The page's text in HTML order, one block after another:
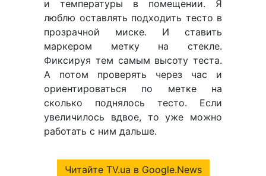
и температуры в помещении. Я
люблю оставлять подходить тесто в
прозрачной миске. И ставить
маркером метку на стекле.
Фиксируя тем самым высоту теста.
А потом проверять через час и
ориентироваться по метке на
сколько поднялось тесто. Если
увеличилось вдвое, то уже можно
работать с ним дальше.
Читайте TV.ua в Google.News